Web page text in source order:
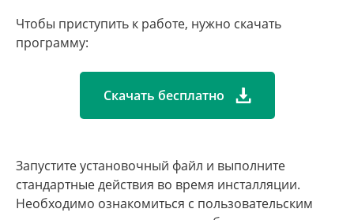
Чтобы приступить к работе, нужно скачать
программу:
Скачать бесплатно
Запустите установочный файл и выполните
стандартные действия во время инсталляции.
Необходимо ознакомиться с пользовательским